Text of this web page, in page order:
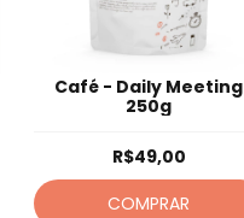
Café - Daily Meeting
250g
R$49,00
COMPRAR